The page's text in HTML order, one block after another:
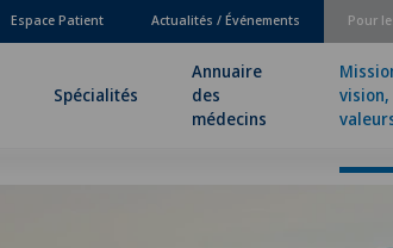
Pour
Espace Patient Actualités / Événements
Spécialités
Annuaire
des
médecins
vision,